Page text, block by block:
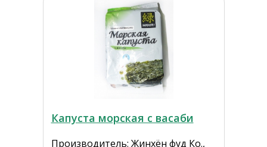
Капуста морская с васаби
Производитель: Жинхён фуд Ко.,